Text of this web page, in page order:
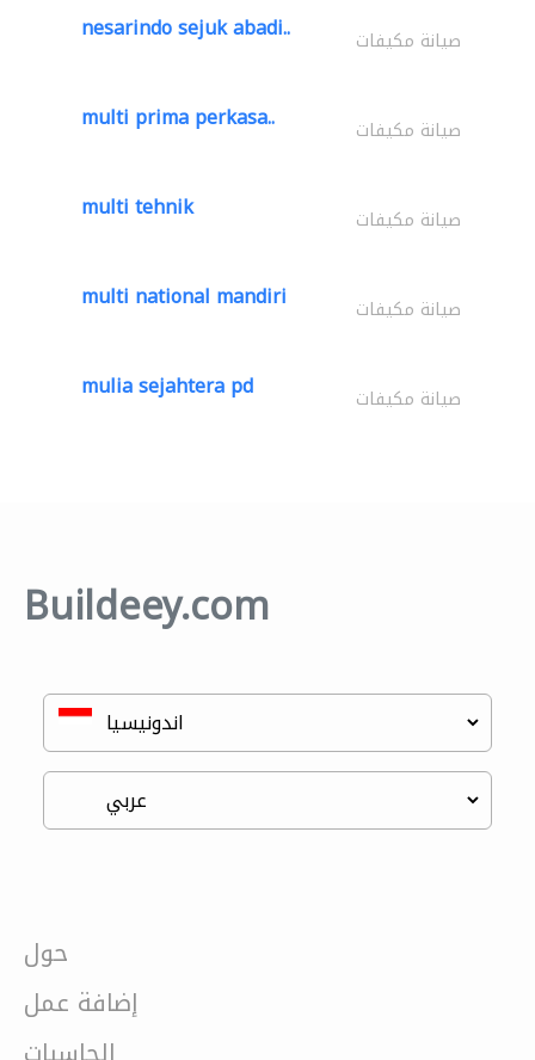
nesarindo sejuk abadi.. صيانة مكيفات
multi prima perkasa.. صيانة مكيفات
multi tehnik صيانة مكيفات
multi national mandiri صيانة مكيفات
mulia sejahtera pd صيانة مكيفات
Buildeey.com
حول
إضافة عمل